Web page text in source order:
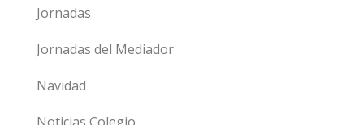
Jornadas
Jornadas del Mediador
Navidad